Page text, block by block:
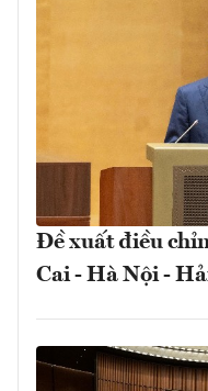
Đề xuất điều
Cai - Hà Nội -